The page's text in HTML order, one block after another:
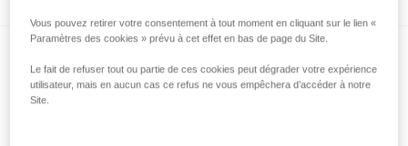
Vous pouvez retirer votre consentement à tout moment en cliquant sur le lien «
Paramètres des cookies » prévu à cet effet en bas de page du Site.
Le fait de refuser tout ou partie de ces cookies peut dégrader votre expérience
utilisateur, mais en aucun cas ce refus ne vous empêchera d’accéder à notre
Site.